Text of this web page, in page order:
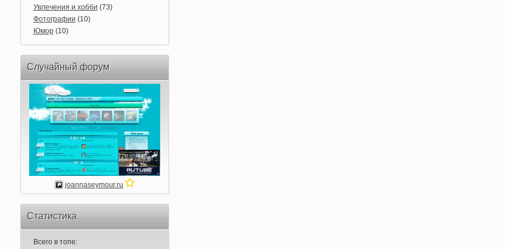
Увлечения и хобби (73)
Фотографии (10)
Юмор(10)
Случайный форум
joannaseymour.ru
Статистика
Всего в топе: